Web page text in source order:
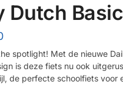
Dutch
spotlight! Met de nieuwe
is deze fiets nu ook
de perfecte schoolfiets voor